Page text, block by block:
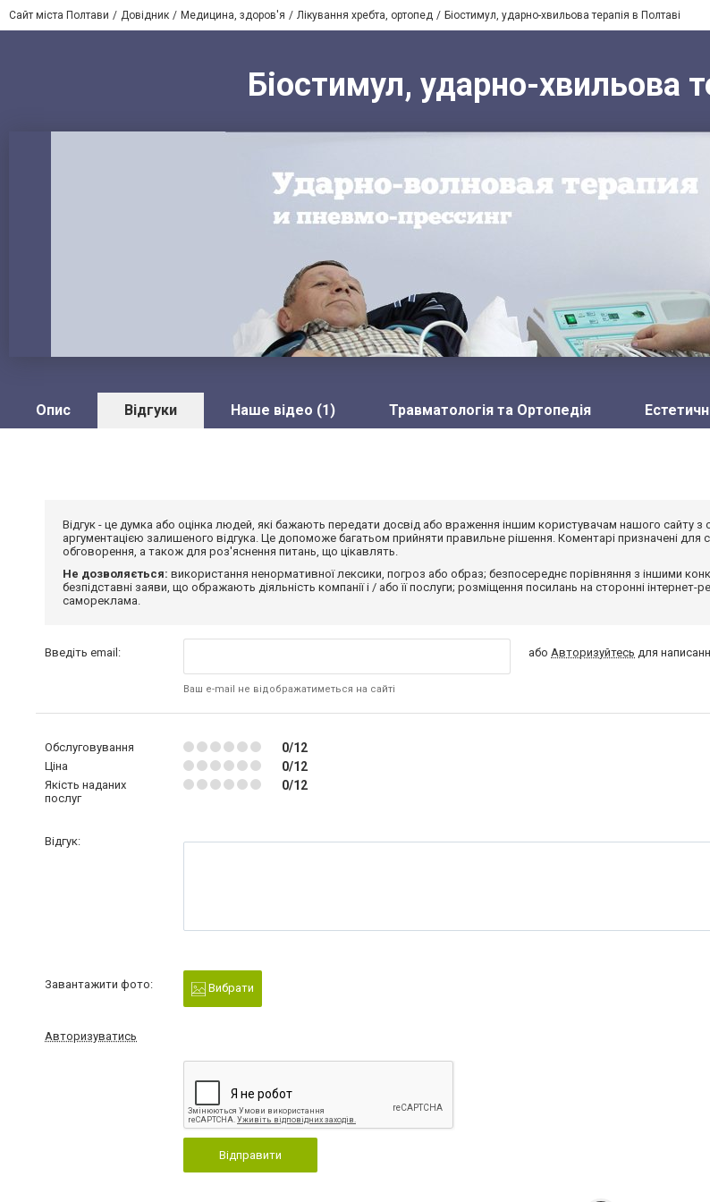
Сайт міста Полтави Довідник Медицина, здоров'я Лікування хребта, ортопед Біостимул, ударно-хвильова терапія в Полтаві
Біостимул, ударно-хвильова
Опис Відгуки Наше відео (1) Травматологія та Ортопедія
Відгук - це думка або оцінка людей, які бажають передати досвід або враження іншим користувачам нашого сайту
аргументацією залишеного відгука. Це допоможе багатьом прийняти правильне рішення. Коментарі призначені для
обговорення, а також для роз'яснення питань, що цікавлять.
Не дозволяється: використання ненормативної лексики, погроз або образ; безпосереднє порівняння з іншими
безпідставні заяви, що ображають діяльність компанії і / або її послуги; розміщення посилань на сторонні інтернет-
самореклама.
Введіть email:
Ваш e-mail не відображатиметься на сайті
абоАвторизуйтесь для
Обслуговування 0/12
Ціна 0/12
Якість наданих
послуг
0/12
Відгук:
Завантажити фото: Вибрати
Авторизуватись
Відправити